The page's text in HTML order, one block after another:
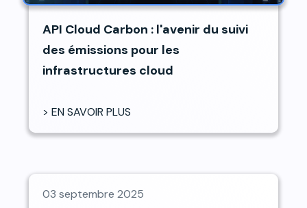
API Cloud Carbon : l'avenir du suivi
des émissions pour les
infrastructures cloud
> EN SAVOIR PLUS
03 septembre 2025